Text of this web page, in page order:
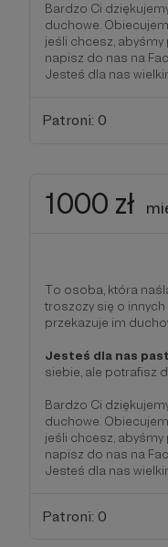
Bardzo Ci
duchowe.
jeśli chcesz,
napisz do nas na
Jesteś dla nas
Patroni: 0
1000 zł
To osoba, która
troszczy się o
przekazuje im
Jesteś dla nas
siebie, ale potrafisz
Bardzo Ci
duchowe.
jeśli chcesz,
napisz do nas na
Jesteś dla nas
Patroni: 0